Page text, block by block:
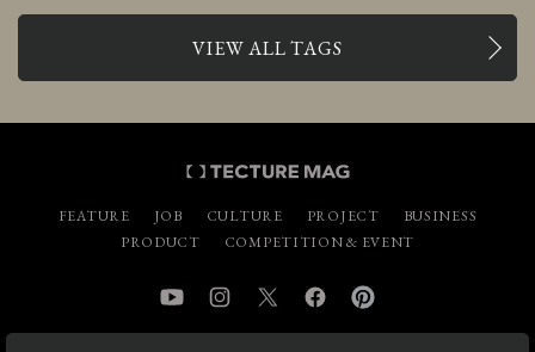
VIEW ALL TAGS
FEATURE JOB CULTURE PROJECT
BUSINESS
PRODUCT
COMPETITION & EVENT
YouTube InstagramTwitter Facebook